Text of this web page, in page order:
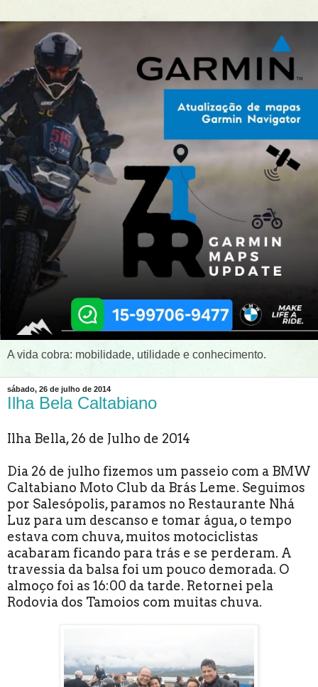
A vida cobra: mobilidade, utilidade e conhecimento.
sábado, 26 de julho de 2014
Ilha Bela Caltabiano
Ilha Bella, 26 de Julho de 2014
Dia 26 de julho fizemos um passeio com a BMW
Caltabiano Moto Club da Brás Leme. Seguimos
por Salesópolis, paramos no Restaurante Nhá
Luz para um descanso e tomar água, o tempo
estava com chuva, muitos motociclistas
acabaram ficando para trás e se perderam. A
travessia da balsa foi um pouco demorada. O
almoço foi as 16:00 da tarde. Retornei pela
Rodovia dos Tamoios com muitas chuva.